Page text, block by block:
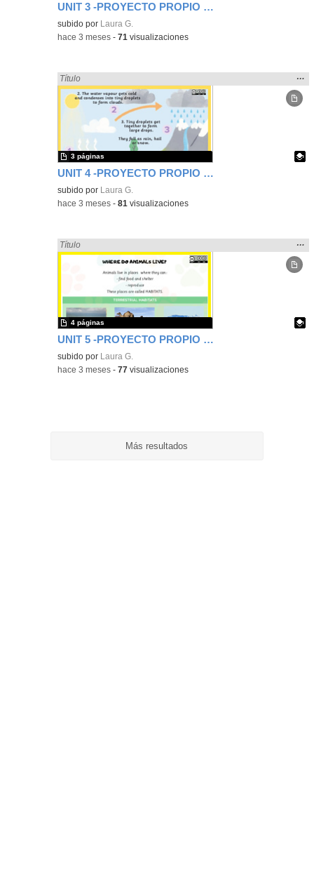
UNIT 3 -PROYECTO PROPIO DE CIENCIAS 1ER CICLO- CEIP FGL
Contenido educativo.
subido por Laura G.
-hace 3 meses -71 visualizaciones
UNIT 4 -PROYECTO PROPIO DE CIENCIAS 1ER CICLO- CEIP FGL
Encontrado «Ciencias» en:
Título
la
…
Contenido educativo.
subido por Laura G.
3 páginas
-hace 3 meses -81 visualizaciones
UNIT 5 -PROYECTO PROPIO DE CIENCIAS 1ER CICLO- CEIP FGL
Encontrado «Ciencias» en:
Título
la
…
Contenido educativo.
subido por Laura G.
4 páginas
-hace 3 meses -77 visualizaciones
Más resultados